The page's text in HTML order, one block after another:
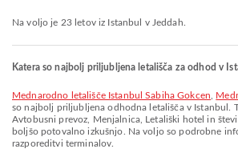
Na voljo je 23 letov iz Istanbul v Jeddah.
Katera so najbolj priljubljena letališča za odhod v
Mednarodno letališče Istanbul Sabiha Gokcen
so najbolj priljubljena odhodna letališča v Istanbul.
Avtobusni prevoz, Menjalnica, Letališki hotel in
boljšo potovalno izkušnjo. Na voljo so podrobne
razporeditvi terminalov.